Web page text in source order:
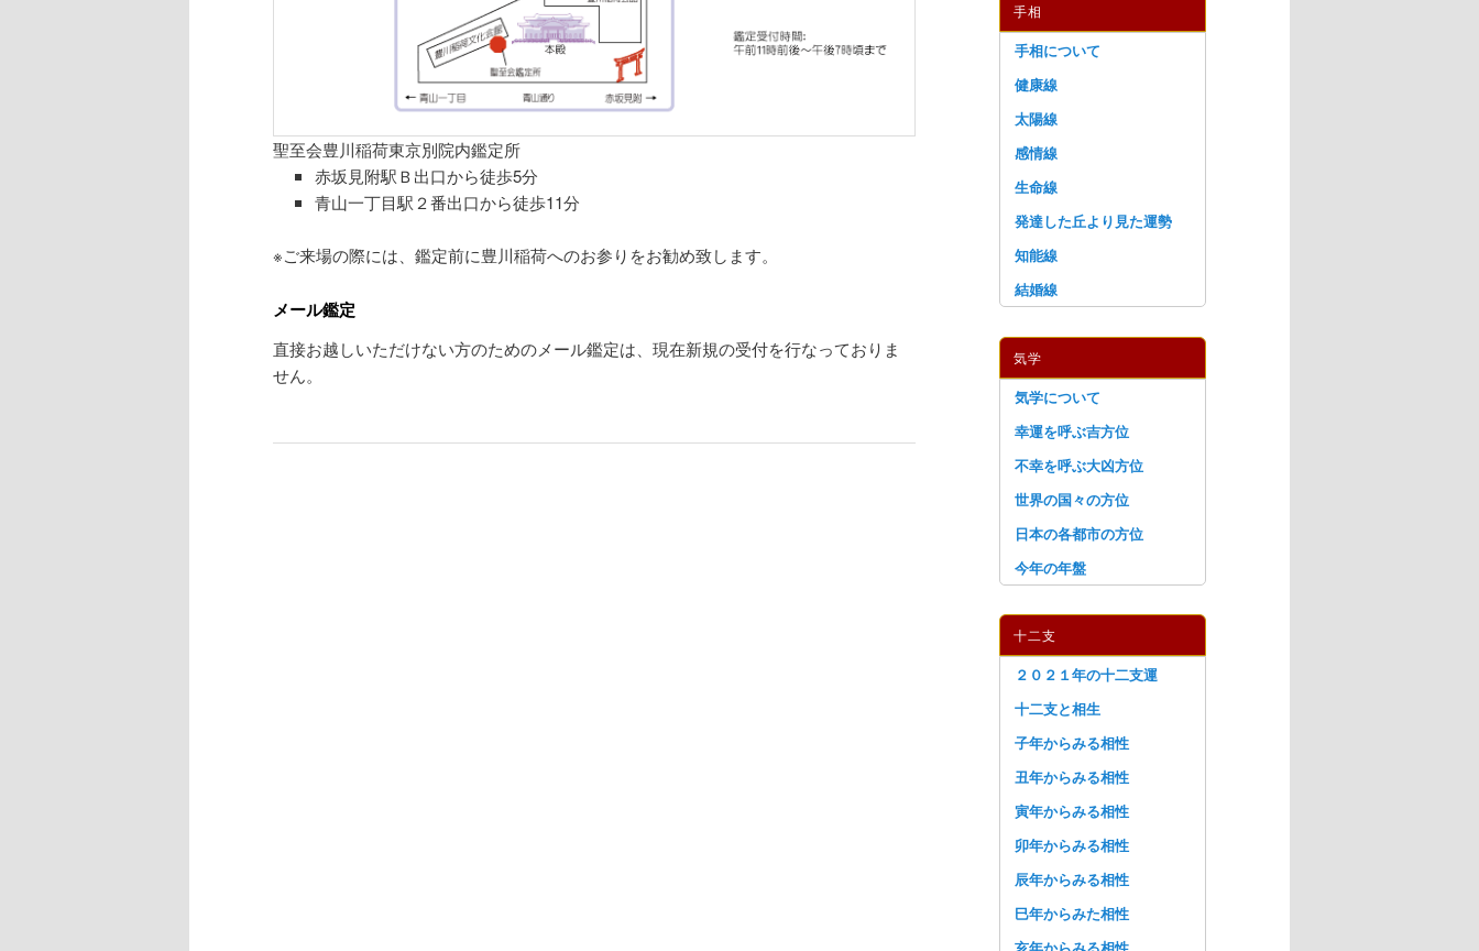
聖至会豊川稲荷東京別院内鑑定所
赤坂見附駅Ｂ出口から徒歩5分
青山一丁目駅２番出口から徒歩11分
※ご来場の際には、鑑定前に豊川稲荷へのお参りをお勧め致します。
メール鑑定
直接お越しいただけない方のためのメール鑑定は、現在新規の受付を行なっておりま
せん。
手相
手相について
健康線
太陽線
感情線
生命線
発達した丘より見た運勢
知能線
結婚線
気学
気学について
幸運を呼ぶ吉方位
不幸を呼ぶ大凶方位
世界の国々の方位
日本の各都市の方位
今年の年盤
十二支
２０２１年の十二支運
十二支と相生
子年からみる相性
丑年からみる相性
寅年からみる相性
卯年からみる相性
辰年からみる相性
巳年からみた相性